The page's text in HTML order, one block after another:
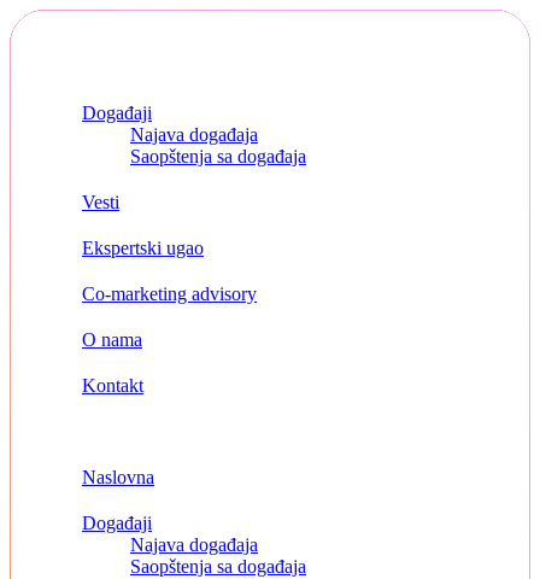
Skip
to
Događaji
Najava događaja
Saopštenja sa događaja
Vesti
Ekspertski ugao
Co-marketing advisory
O nama
Kontakt
Naslovna
Događaji
Najava događaja
Saopštenja sa događaja